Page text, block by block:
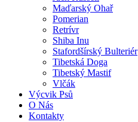
Maďarský Ohař
Pomerian
Retrívr
Shiba Inu
Stafordšírský Bulteriér
Tibetská Doga
Tibetský Mastif
Vlčák
Výcvik Psů
O Nás
Kontakty